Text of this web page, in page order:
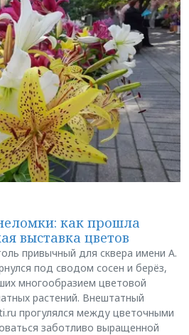
как прошла
выставка цветов
привычный для сквера имени А.
под сводом сосен и берёз,
многообразием цветовой
растений. Внештатный
прогулялся между цветочными
заботливо выращенной